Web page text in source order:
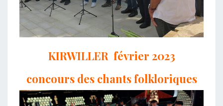
KIRWILLER février 2023
concours des chants folkloriques